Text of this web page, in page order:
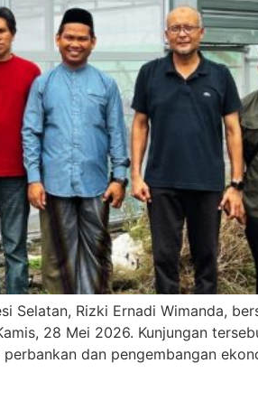
Selatan, Rizki Ernadi Wimanda,
28 Mei 2026. Kunjungan
dan pengembangan